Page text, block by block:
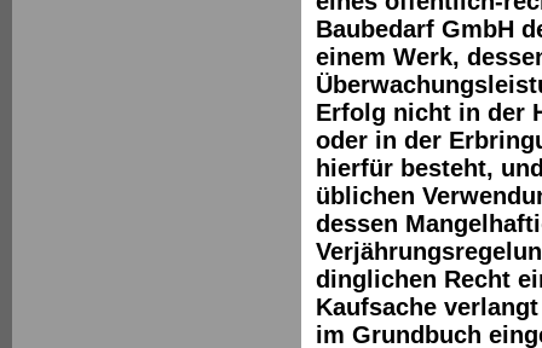
Baubedarf GmbH
einem Werk,
Erfolg nicht in der
oder in der
hierfür besteht,
üblichen
dessen
dinglichen Recht
Kaufsache
im Grundbuch